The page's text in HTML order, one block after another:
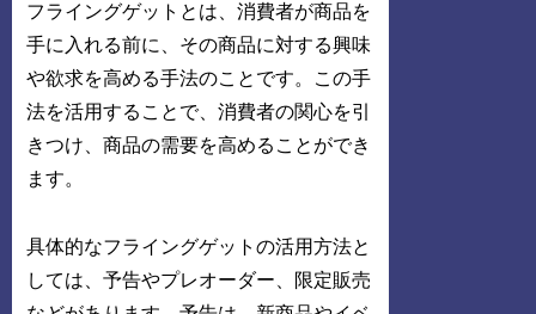
フライングゲットとは、消費者が商品を
手に入れる前に、その商品に対する興味
や欲求を高める手法のことです。この手
法を活用することで、消費者の関心を引
きつけ、商品の需要を高めることができ
ます。
具体的なフライングゲットの活用方法と
しては、予告やプレオーダー、限定販売